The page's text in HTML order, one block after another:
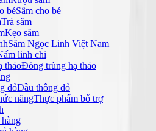
Sâm cho bé
Trà sâm
Kẹo sâm
Sâm Ngọc Linh Việt Nam
linh chi
Đông trùng hạ thảo
Dầu thông đỏ
Thực phẩm bổ trợ